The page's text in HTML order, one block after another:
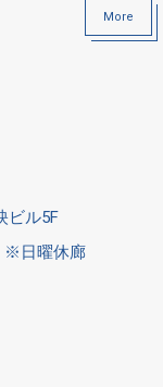
More
ビル5F
※日曜休廊